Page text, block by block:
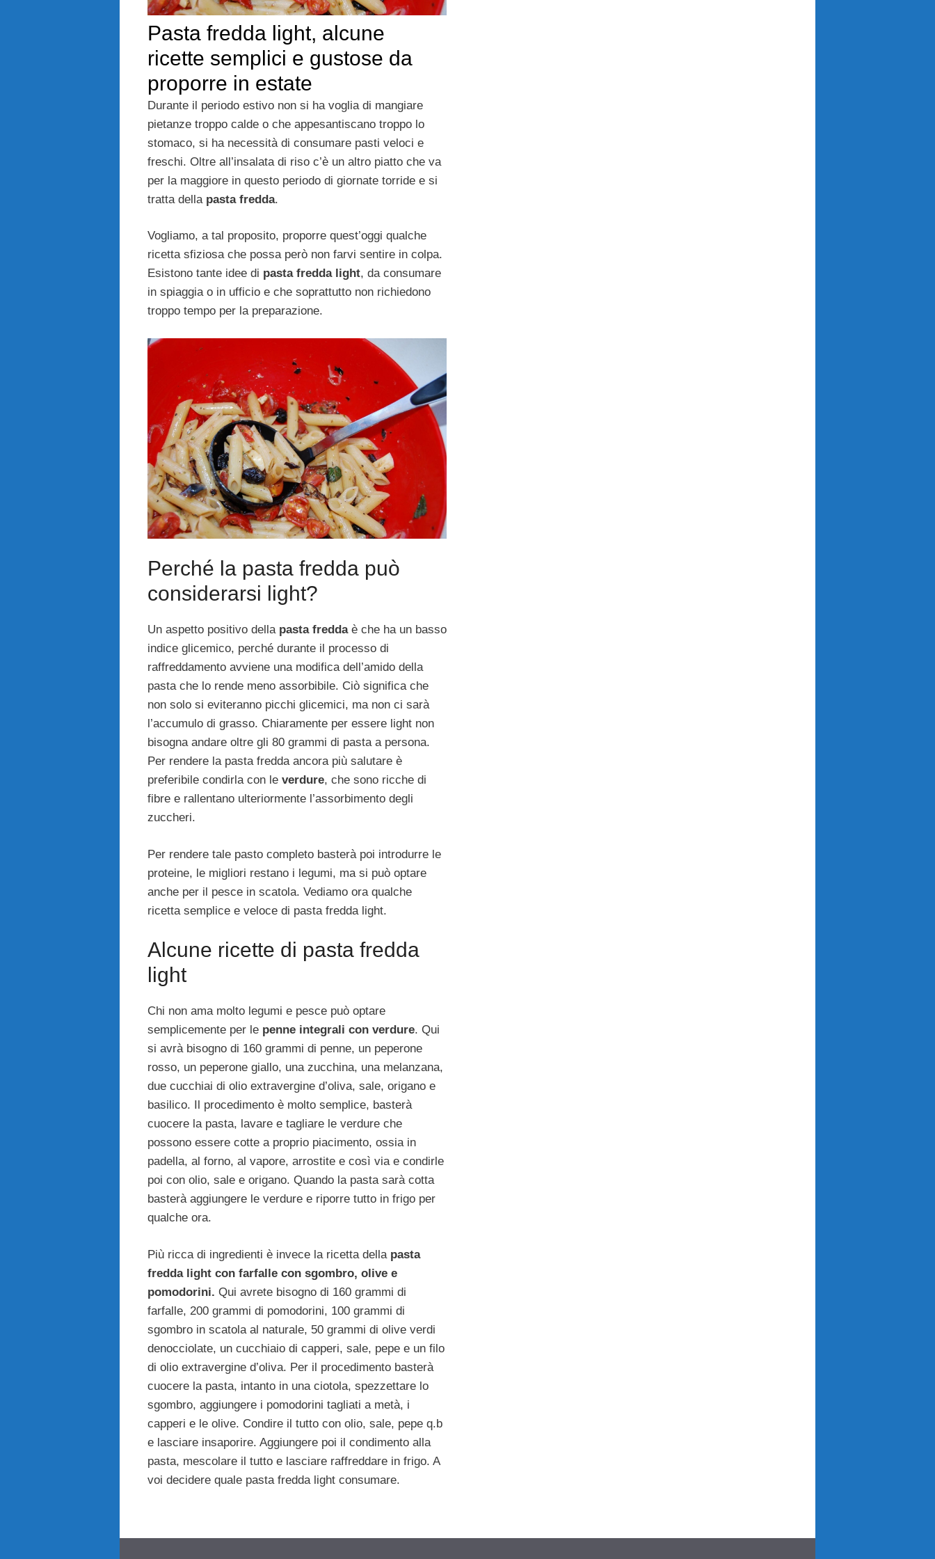
Pasta fredda light, alcune
ricette semplici e gustose da
proporre in estate
Durante il periodo estivo non si ha voglia di mangiare
pietanze troppo calde o che appesantiscano troppo lo
stomaco, si ha necessità di consumare pasti veloci e
freschi. Oltre all’insalata di riso c’è un altro piatto che va
per la maggiore in questo periodo di giornate torride e si
tratta della pasta fredda.
Vogliamo, a tal proposito, proporre quest’oggi qualche
ricetta sfiziosa che possa però non farvi sentire in colpa.
Esistono tante idee di pasta fredda light, da consumare
in spiaggia o in ufficio e che soprattutto non richiedono
troppo tempo per la preparazione.
Perché la pasta fredda può
considerarsi light?
Un aspetto positivo della pasta freddaè che ha un basso
indice glicemico, perché durante il processo di
raffreddamento avviene una modifica dell’amido della
pasta che lo rende meno assorbibile. Ciò significa che
non solo si eviteranno picchi glicemici, ma non ci sarà
l’accumulo di grasso. Chiaramente per essere light non
bisogna andare oltre gli 80 grammi di pasta a persona.
Per rendere la pasta fredda ancora più salutare è
preferibile condirla con le verdure, che sono ricche di
fibre e rallentano ulteriormente l’assorbimento degli
zuccheri.
Per rendere tale pasto completo basterà poi introdurre le
proteine, le migliori restano i legumi, ma si può optare
anche per il pesce in scatola. Vediamo ora qualche
ricetta semplice e veloce di pasta fredda light.
Alcune ricette di pasta fredda
light
Chi non ama molto legumi e pesce può optare
semplicemente per le penne integrali con verdure. Qui
si avrà bisogno di 160 grammi di penne, un peperone
rosso, un peperone giallo, una zucchina, una melanzana,
due cucchiai di olio extravergine d’oliva, sale, origano e
basilico. Il procedimento è molto semplice, basterà
cuocere la pasta, lavare e tagliare le verdure che
possono essere cotte a proprio piacimento, ossia in
padella, al forno, al vapore, arrostite e così via e condirle
poi con olio, sale e origano. Quando la pasta sarà cotta
basterà aggiungere le verdure e riporre tutto in frigo per
qualche ora.
Più ricca di ingredienti è invece la ricetta della pasta
fredda light con farfalle con sgombro, olive e
pomodorini. Qui avrete bisogno di 160 grammi di
farfalle, 200 grammi di pomodorini, 100 grammi di
sgombro in scatola al naturale, 50 grammi di olive verdi
denocciolate, un cucchiaio di capperi, sale, pepe e un filo
di olio extravergine d’oliva. Per il procedimento basterà
cuocere la pasta, intanto in una ciotola, spezzettare lo
sgombro, aggiungere i pomodorini tagliati a metà, i
capperi e le olive. Condire il tutto con olio, sale, pepe q.b
e lasciare insaporire. Aggiungere poi il condimento alla
pasta, mescolare il tutto e lasciare raffreddare in frigo. A
voi decidere quale pasta fredda light consumare.